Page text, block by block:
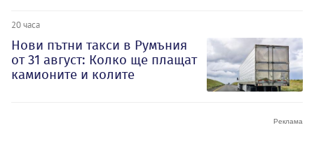
20 часа
Нови пътни такси в Румъния
от 31 август: Колко ще плащат
камионите и колите